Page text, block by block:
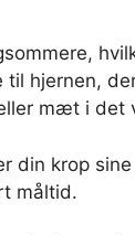
hjernen,
mæt i det
din krop
måltid.